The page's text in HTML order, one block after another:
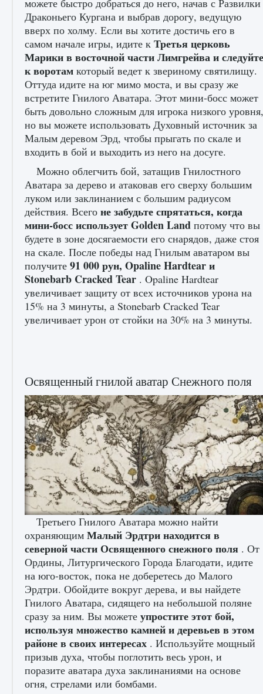
Как разблокировать заклинание Крист в
Creatures of Ava
9 августа 2024 1 393 0 0
Как приручить существ из степей Тамура в
игре Creatures of Ava
Как исправить ошибку EA FC 25 beta,
которая не работает
9 августа 2024 1 370 0 0
Как создавать предметы в Creatures of Ava
9 августа 2024 1 266 0 0
можете быстро добраться до него, начав с Развилки
Драконьего Кургана и выбрав дорогу, ведущую
вверх по холму. Если вы хотите достичь его в
самом начале игры, идите к Третья церковь
Марики в восточной части Лимгрейва и следуйте
к воротам который ведет к звериному святилищу.
Оттуда идите на юг мимо моста, и вы сразу же
встретите Гнилого Аватара. Этот мини-босс может
быть довольно сложным для игрока низкого уровня,
но вы можете использовать Духовный источник за
Малым деревом Эрд, чтобы прыгать по скале и
входить в бой и выходить из него на досуге.
Можно облегчить бой, затащив Гнилостного
Аватара за дерево и атаковав его сверху большим
луком или заклинанием с большим радиусом
действия. Всего не забудьте спрятаться, когда
мини-босс использует Golden Land потому что вы
будете в зоне досягаемости его снарядов, даже стоя
на скале. После победы над Гнилым аватаром вы
получите 91 000 рун, Opaline Hardtear и
Stonebarb Cracked Tear . Opaline Hardtear
увеличивает защиту от всех источников урона на
15% на 3 минуты, а Stonebarb Cracked Tear
увеличивает урон от стойки на 30% на 3 минуты.
Освященный гнилой аватар Снежного поля
Третьего Гнилого Аватара можно найти
охраняющим Малый Эрдтри находится в
северной части Освященного снежного поля . От
Ордины, Литургического Города Благодати, идите
на юго-восток, пока не доберетесь до Малого
Эрдтри. Обойдите вокруг дерева, и вы найдете
Гнилого Аватара, сидящего на небольшой поляне
сразу за ним. Вы можете упростите этот бой,
используя множество камней и деревьев в этом
районе в своих интересах . Используйте мощный
призыв духа, чтобы поглотить весь урон, и
поразите аватара духа заклинаниями на основе
огня, стрелами или бомбами.